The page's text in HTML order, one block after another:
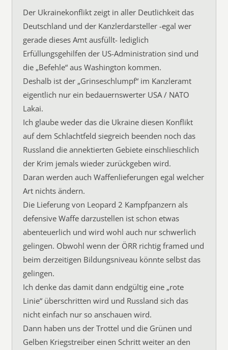
Der Ukrainekonflikt zeigt in aller Deutlichkeit das
Deutschland und der Kanzlerdarsteller -egal wer
gerade dieses Amt ausfüllt- lediglich
Erfüllungsgehilfen der US-Administration sind und
die „Befehle“ aus Washington kommen.
Deshalb ist der „Grinseschlumpf“ im Kanzleramt
eigentlich nur ein bedauernswerter USA / NATO
Lakai.
Ich glaube weder das die Ukraine diesen Konflikt
auf dem Schlachtfeld siegreich beenden noch das
Russland die annektierten Gebiete einschlieschlich
der Krim jemals wieder zurückgeben wird.
Daran werden auch Waffenlieferungen egal welcher
Art nichts ändern.
Die Lieferung von Leopard 2 Kampfpanzern als
defensive Waffe darzustellen ist schon etwas
abenteuerlich und wird wohl auch nur schwerlich
gelingen. Obwohl wenn der ÖRR richtig framed und
beim derzeitigen Bildungsniveau könnte selbst das
gelingen.
Ich denke das damit dann endgültig eine „rote
Linie“ überschritten wird und Russland sich das
nicht einfach nur so anschauen wird.
Dann haben uns der Trottel und die Grünen und
Gelben Kriegstreiber einen Schritt weiter an den